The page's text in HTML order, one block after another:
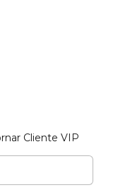
Cliente VIP